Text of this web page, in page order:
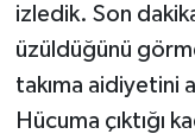
izledik. Son
üzüldüğünü
takıma aidiyetini
Hücuma çıktığı